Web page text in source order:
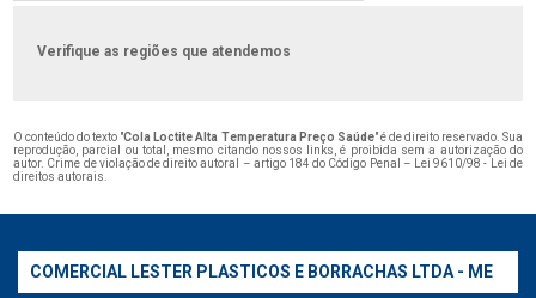
Verifique as regiões que atendemos
O conteúdo do texto "Cola Loctite Alta Temperatura Preço Saúde" é de direito reservado. Sua
reprodução, parcial ou total, mesmo citando nossos links, é proibida sem a autorização do
autor. Crime de violação de direito autoral – artigo 184 do Código Penal – Lei 9610/98 - Lei de
direitos autorais.
COMERCIAL LESTER PLASTICOS E BORRACHAS LTDA - ME